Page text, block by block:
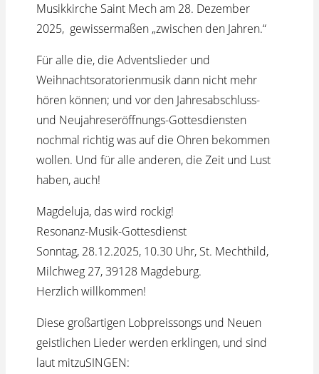
Musikkirche Saint Mech am 28. Dezember
2025, gewissermaßen „zwischen den Jahren.“
Für alle die, die Adventslieder und
Weihnachtsoratorienmusik dann nicht mehr
hören können; und vor den Jahresabschluss-
und Neujahreseröffnungs-Gottesdiensten
nochmal richtig was auf die Ohren bekommen
wollen. Und für alle anderen, die Zeit und Lust
haben, auch!
Magdeluja, das wird rockig!
Resonanz-Musik-Gottesdienst
Sonntag, 28.12.2025, 10.30 Uhr, St. Mechthild,
Milchweg 27, 39128 Magdeburg.
Herzlich willkommen!
Diese großartigen Lobpreissongs und Neuen
geistlichen Lieder werden erklingen, und sind
laut mitzuSINGEN: